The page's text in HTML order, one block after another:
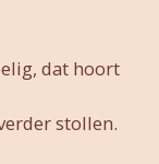
dat hoort
stollen.